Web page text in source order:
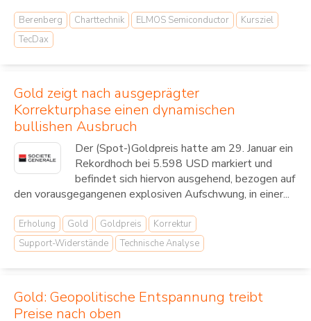
Berenberg Charttechnik ELMOS Semiconductor
Kursziel
TecDax
Gold zeigt nach ausgeprägter
Korrekturphase einen dynamischen
bullishen Ausbruch
Der (Spot-)Goldpreis hatte am 29. Januar ein
Rekordhoch bei 5.598 USD markiert und
befindet sich hiervon ausgehend, bezogen auf
den vorausgegangenen explosiven Aufschwung, in einer...
Erholung Gold Goldpreis
Korrektur
Support-Widerstände
Technische Analyse
Gold: Geopolitische Entspannung treibt
Preise nach oben